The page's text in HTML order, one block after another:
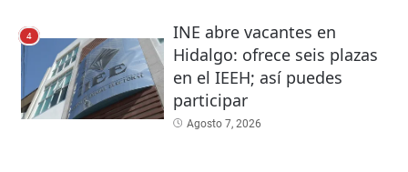
4
INE abre vacantes en
Hidalgo: ofrece seis plazas
en el IEEH; así puedes
participar
Agosto 7, 2026